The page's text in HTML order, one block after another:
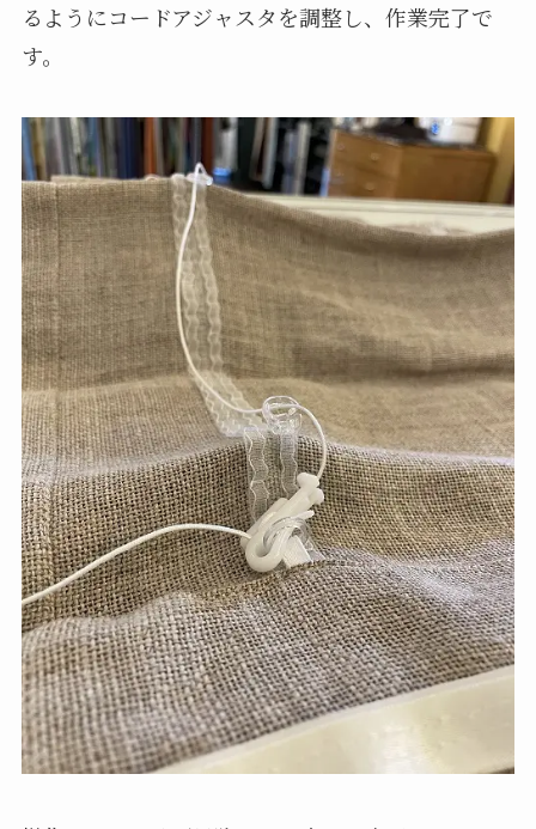
るようにコードアジャスタを調整し、作業完了で
す。